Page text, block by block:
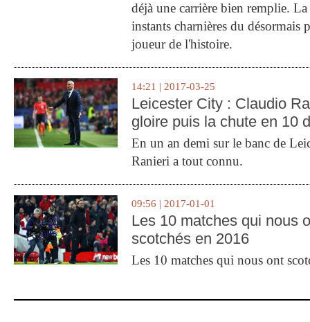
déjà une carrière bien remplie.
instants charnières du désormais
joueur de l'histoire.
14:21 | 2017-03-25
Leicester City : Claudio
gloire puis la chute en 10
En un an demi sur le banc de
Ranieri a tout connu.
09:56 | 2017-01-01
Les 10 matches qui nous
scotchés en 2016
Les 10 matches qui nous ont